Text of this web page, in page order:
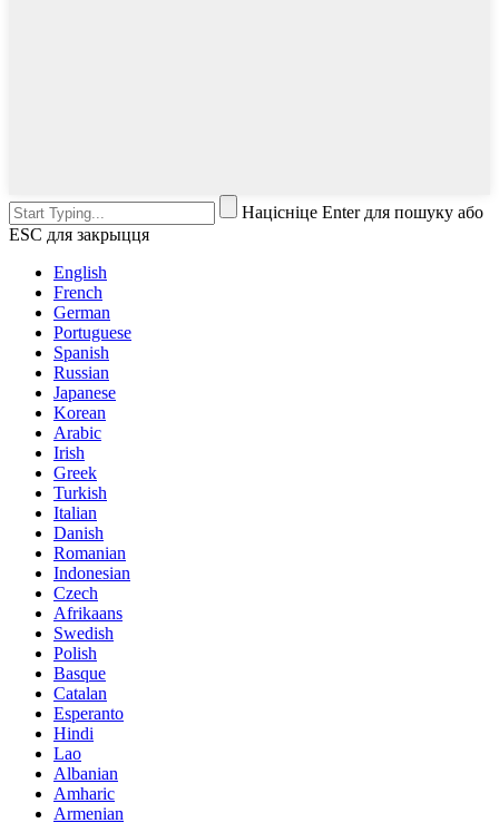
Націсніце Enter для пошуку або
ESC для закрыцця
English
French
German
Portuguese
Spanish
Russian
Japanese
Korean
Arabic
Irish
Greek
Turkish
Italian
Danish
Romanian
Indonesian
Czech
Afrikaans
Swedish
Polish
Basque
Catalan
Esperanto
Hindi
Lao
Albanian
Amharic
Armenian